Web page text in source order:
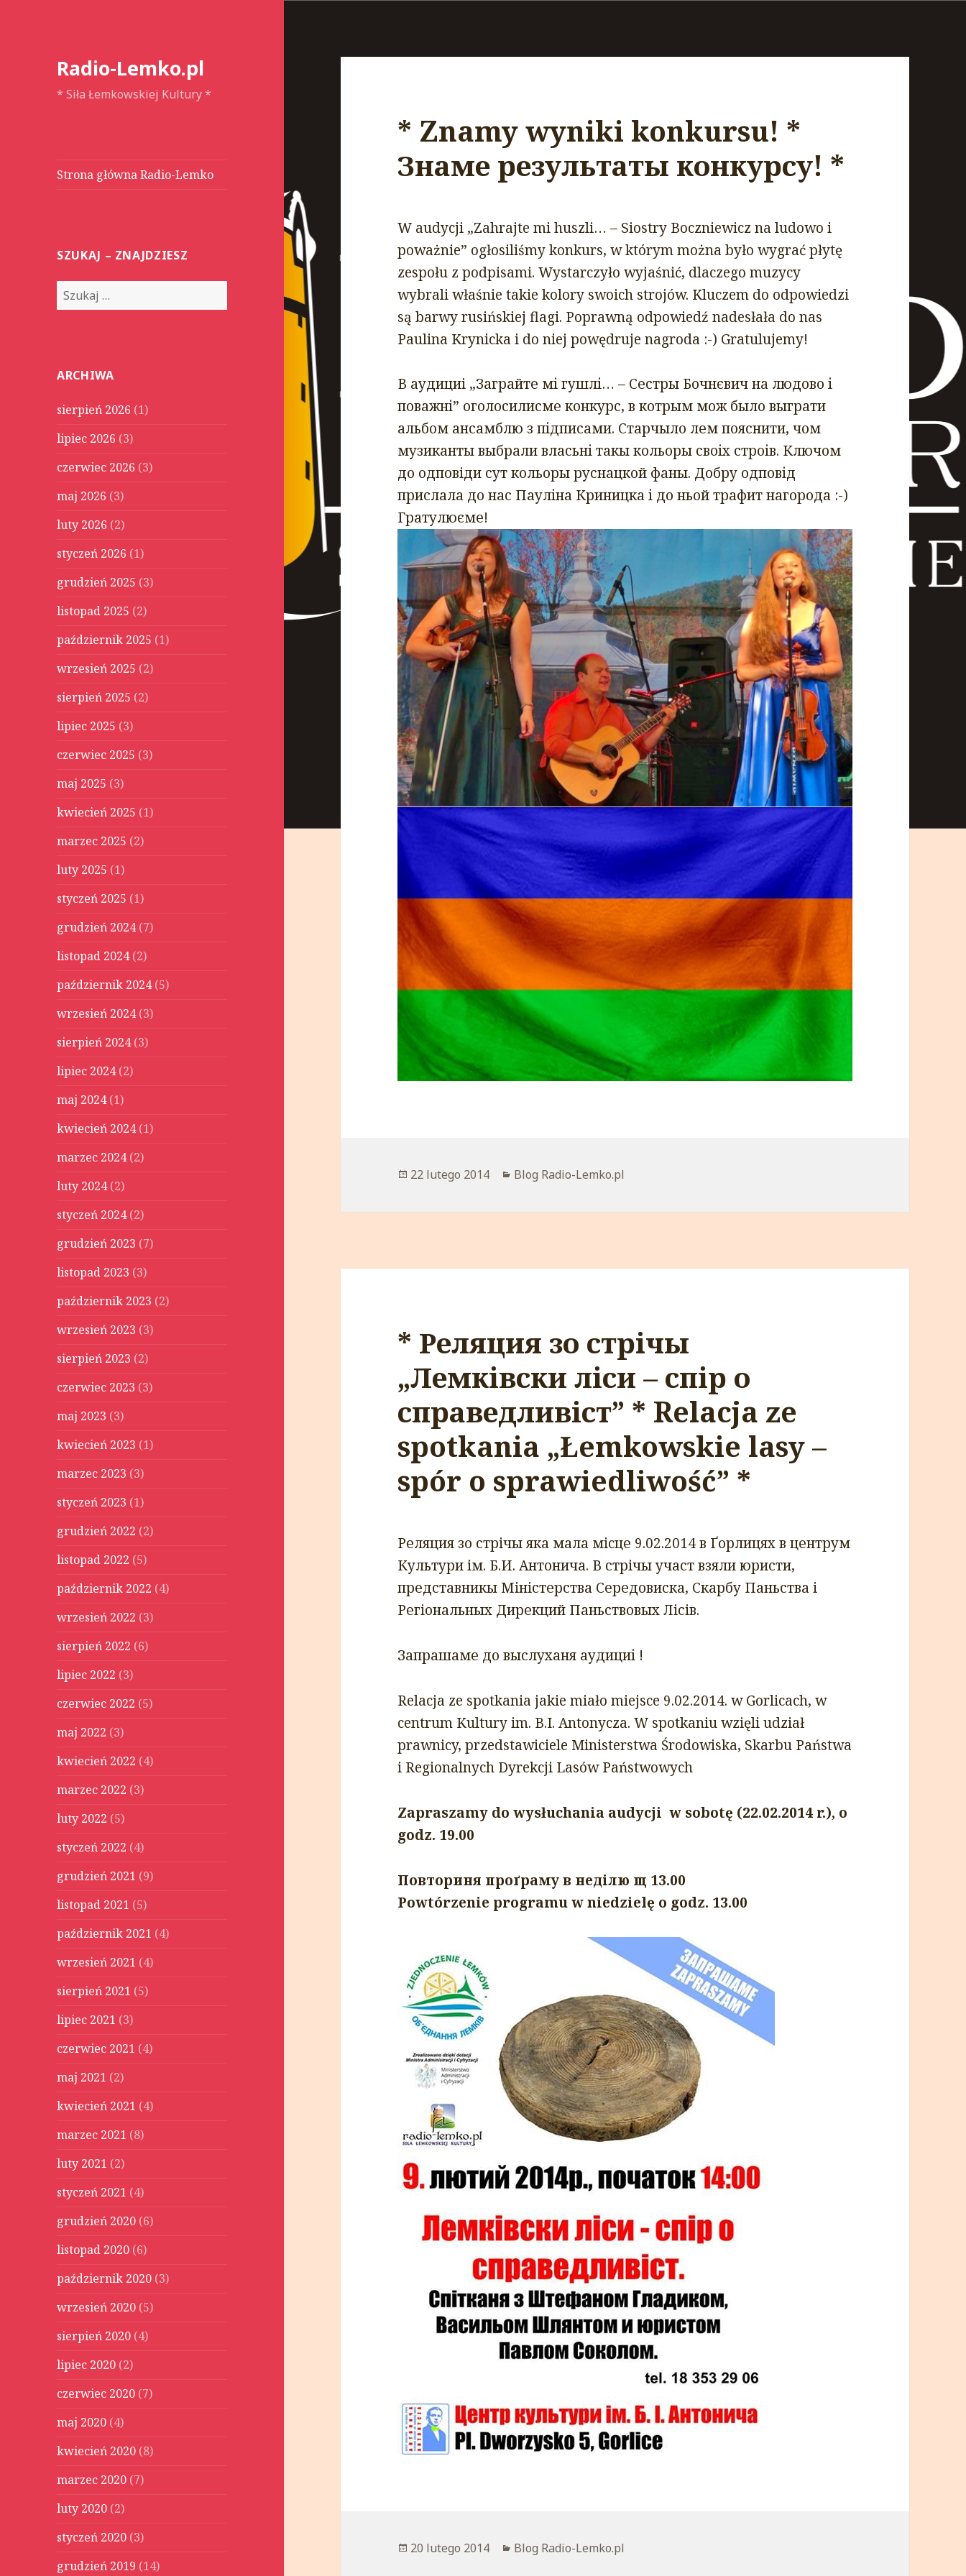
Radio-Lemko.pl
* Siła Łemkowskiej Kultury *
Strona główna Radio-Lemko
SZUKAJ – ZNAJDZIESZ
S
z
j
ARCHIWA
sierpień 2026 (1)
lipiec 2026 (3)
czerwiec 2026 (3)
maj 2026 (3)
luty 2026 (2)
styczeń 2026 (1)
grudzień 2025 (3)
listopad 2025 (2)
październik 2025 (1)
wrzesień 2025 (2)
sierpień 2025 (2)
lipiec 2025 (3)
czerwiec 2025 (3)
maj 2025 (3)
kwiecień 2025 (1)
marzec 2025 (2)
luty 2025 (1)
styczeń 2025 (1)
grudzień 2024(7)
listopad 2024(2)
październik 2024(5)
wrzesień 2024(3)
sierpień 2024(3)
lipiec 2024(2)
maj 2024(1)
kwiecień 2024(1)
marzec 2024(2)
luty 2024(2)
styczeń 2024(2)
grudzień 2023 (7)
listopad 2023 (3)
październik 2023 (2)
wrzesień 2023 (3)
sierpień 2023 (2)
czerwiec 2023 (3)
maj 2023 (3)
kwiecień 2023 (1)
marzec 2023 (3)
styczeń 2023 (1)
grudzień 2022 (2)
listopad 2022 (5)
październik 2022 (4)
wrzesień 2022 (3)
sierpień 2022 (6)
lipiec 2022 (3)
czerwiec 2022 (5)
maj 2022 (3)
kwiecień 2022 (4)
marzec 2022 (3)
luty 2022 (5)
styczeń 2022 (4)
grudzień 2021 (9)
listopad 2021 (5)
październik 2021 (4)
wrzesień 2021 (4)
sierpień 2021 (5)
lipiec 2021 (3)
czerwiec 2021 (4)
maj 2021 (2)
kwiecień 2021 (4)
marzec 2021 (8)
luty 2021 (2)
styczeń 2021 (4)
grudzień 2020 (6)
listopad 2020 (6)
październik 2020 (3)
wrzesień 2020 (5)
sierpień 2020 (4)
lipiec 2020 (2)
czerwiec 2020 (7)
maj 2020 (4)
kwiecień 2020 (8)
marzec 2020 (7)
luty 2020 (2)
styczeń 2020 (3)
grudzień 2019 (14)
* Znamy wyniki konkursu! *
Знаме результаты конкурсу! *
W audycji „Zahrajte mi huszli… – Siostry Boczniewicz na ludowo i
poważnie” ogłosiliśmy konkurs, w którym można było wygrać płytę
zespołu z podpisami. Wystarczyło wyjaśnić, dlaczego muzycy
wybrali właśnie takie kolory swoich strojów. Kluczem do odpowiedzi
są barwy rusińskiej flagi. Poprawną odpowiedź nadesłała do nas
Paulina Krynicka i do niej powędruje nagroda :-) Gratulujemy!
В аудициi „Заграйте мі гушлі… – Сестры Бочнєвич на людово і
поважні” оголосилисме конкурс, в котрым мож было выграти
альбом ансамблю з підписами. Старчыло лем пояснити, чом
музиканты выбрали власьні такы кольоры своіх строів. Ключом
до одповiди сут кольоры руснацкой фаны. Добру одповід
прислала до нас Пауліна Криницка і до ньой трафит нагорода :-)
Гратулюєме!
Opublikowano
22 lutego 2014 Kategorie
Blog Radio-Lemko.pl
* Реляция зо стрiчы
„Лемківски ліси – спір о
справедливіст” * Relacja ze
spotkania „Łemkowskie lasy –
spór o sprawiedliwość” *
Реляция зо стрiчы яка мала мicце 9.02.2014 в Ґорлицях в центрум
Культури iм. Б.И. Антонича. В стрiчы участ взяли юристи,
представникы Мiнiстерства Середовиска, Скарбу Паньства i
Регiональных Дирекций Паньствовых Лiсiв.
Запрашаме до выслуxаня аудициі !
Relacja ze spotkania jakie miało miejsce 9.02.2014. w Gorlicach, w
centrum Kultury im. B.I. Antonycza. W spotkaniu wzięli udział
prawnicy, przedstawiciele Ministerstwa Środowiska, Skarbu Państwa
i Regionalnych Dyrekcji Lasów Państwowych
Zapraszamy do wysłuchania audycji w sobotę (22.02.2014 r.), o
godz. 19.00
Повториня проґраму в недiлю щ 13.00
Powtórzenie programu w niedzielę o godz. 13.00
Opublikowano
20 lutego 2014 Kategorie
Blog Radio-Lemko.pl